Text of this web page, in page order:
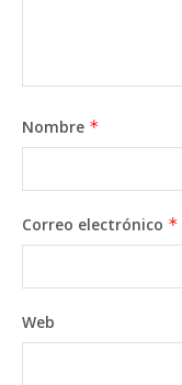
Nombre *
Correo electrónico *
Web